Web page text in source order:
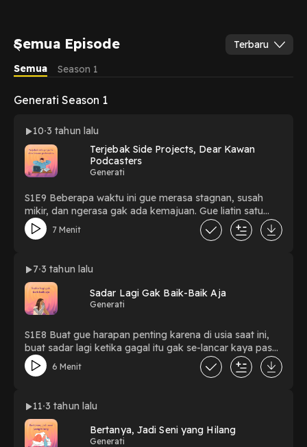
Semua Episode
Terbaru
Semua
Season 1
Generati Season 1
10 3 tahun lalu
Terjebak Side Projects, Dear Kawan
Podcasters
Generati
S1E9 Beberapa waktu ini gue merasa stagnan, susah
mikir, dan ngerasa gak ada kemajuan. Gue liatin satu
satu pola kerja dari buku catatan harian, rupanya yang
gue kerjain sebetulnya itu-itu aja, tapi rasanya gak
kaya gini. Link referensi tulisan klik di sini! Powered by
Firstory Hosting
7 Menit
7 3 tahun lalu
Sadar Lagi Gak Baik-Baik Aja
Generati
S1E8 Buat gue harapan penting karena di usia saat ini,
buat sadar lagi ketika gagal itu gak se-lancar kaya pas
lagi muda, mimpi kaya jadi barang langka, yang penting
selesai kerja aja hari ini, gak ada tujuan lagi, harapan
6 Menit
11 3 tahun lalu
Bertanya, Jadi Seni yang Hilang
Generati